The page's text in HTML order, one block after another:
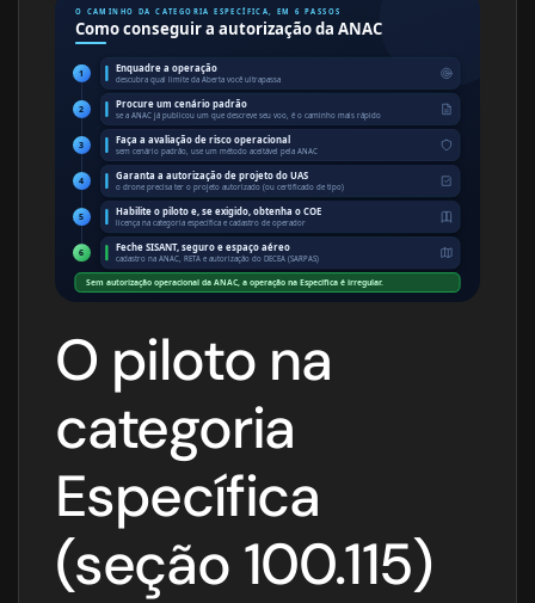
O CAMINHO DA CATEGORIA ESPECÍFICA, EM 6 PASSOS
Como conseguir a autorização da ANAC
1 Enquadre a operação
descubra qual limite da Aberta você ultrapassa
2 Procure um cenário padrão
se a ANAC já publicou um que descreve seu voo, é o caminho mais rápido
3 Faça a avaliação de risco operacional
sem cenário padrão, use um método aceitável pela ANAC
4 Garanta a autorização de projeto do UAS
o drone precisa ter o projeto autorizado (ou certificado de tipo)
5 Habilite o piloto e, se exigido, obtenha o COE
licença na categoria específica e cadastro de operador
6 Feche SISANT, seguro e espaço aéreo
cadastro na ANAC, RETA e autorização do DECEA (SARPAS)
Sem autorização operacional da ANAC, a operação na Específica é irregular.
O piloto na
categoria
Específica
(seção 100.115)